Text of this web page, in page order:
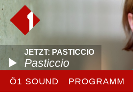
JETZT: PASTICCIO
Pasticcio
Ö1 SOUND PROGRAMM